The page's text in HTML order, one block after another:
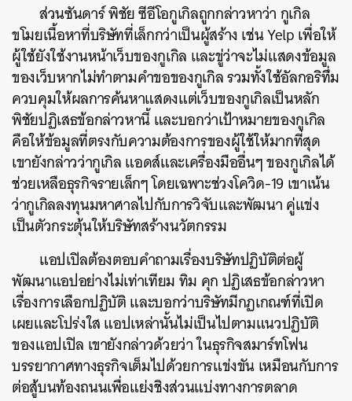
ส่วนซันดาร์ พิชัย ซีอีโอกูเกิลถูกกล่าวหาว่า กูเกิล
ขโมยเนื้อหาที่บริษัทที่เล็กกว่าเป็นผู้สร้าง เช่น Yelp เพื่อให้
ผู้ใช้ยังใช้งานหน้าเว็บของกูเกิล และขู่ว่าจะไม่แสดงข้อมูล
ของเว็บหากไม่ทำตามคำขอของกูเกิล รวมทั้งใช้อัลกอริทึ่ม
ควบคุมให้ผลการค้นหาแสดงแต่เว็บของกูเกิลเป็นหลัก
พิชัยปฏิเสธข้อกล่าวหานี้ และบอกว่าเป้าหมายของกูเกิล
คือให้ข้อมูลที่ตรงกับความต้องการของผู้ใช้ให้มากที่สุด
เขายังกล่าวว่ากูเกิล แอดส์และเครื่องมืออื่นๆ ของกูเกิลได้
ช่วยเหลือธุรกิจรายเล็กๆ โดยเฉพาะช่วงโควิด-19 เขาเน้น
ว่ากูเกิลลงทุนมหาศาลไปกับการวิจับและพัฒนา คู่แข่ง
เป็นตัวกระตุ้นให้บริษัทสร้างนวัตกรรม
แอปเปิลต้องตอบคำถามเรื่องบริษัทปฏิบัติต่อผู้
พัฒนาแอปอย่างไม่เท่าเทียม ทิม คุก ปฏิเสธข้อกล่าวหา
เรื่องการเลือกปฏิบัติ และบอกว่าบริษัทมีกฏเกณฑ์ที่เปิด
เผยและโปร่งใส แอปเหล่านั้นไม่เป็นไปตามแนวปฏิบัติ
ของแอปเปิล เขายังกล่าวด้วยว่า ในธุรกิจสมาร์ทโฟน
บรรยากาศทางธุรกิจเต็มไปด้วยการแข่งขัน เหมือนกับการ
ต่อสู้บนท้องถนนเพื่อแย่งชิงส่วนแบ่งทางการตลาด
ค้นหา
SHARE TWEET LINE